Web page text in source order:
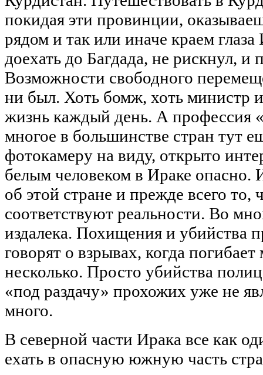
покидая эти провинции,
рядом и так или иначе краем
доехать до Багдада, не рискнул, и
Возможности свободного
ни был. Хоть бомж, хоть министр
жизнь каждый день. А профессия
многое в большинстве стран тут
фотокамеру на виду, открыто
белым человеком в Ираке опасно.
об этой стране и прежде всего
соответствуют реальности. Во
издалека. Похищения и убийства
говорят о взрывах, когда
несколько. Просто убийства
«под раздачу» прохожих уже не
много.
В северной части Ирака все как
ехать в опасную южную часть